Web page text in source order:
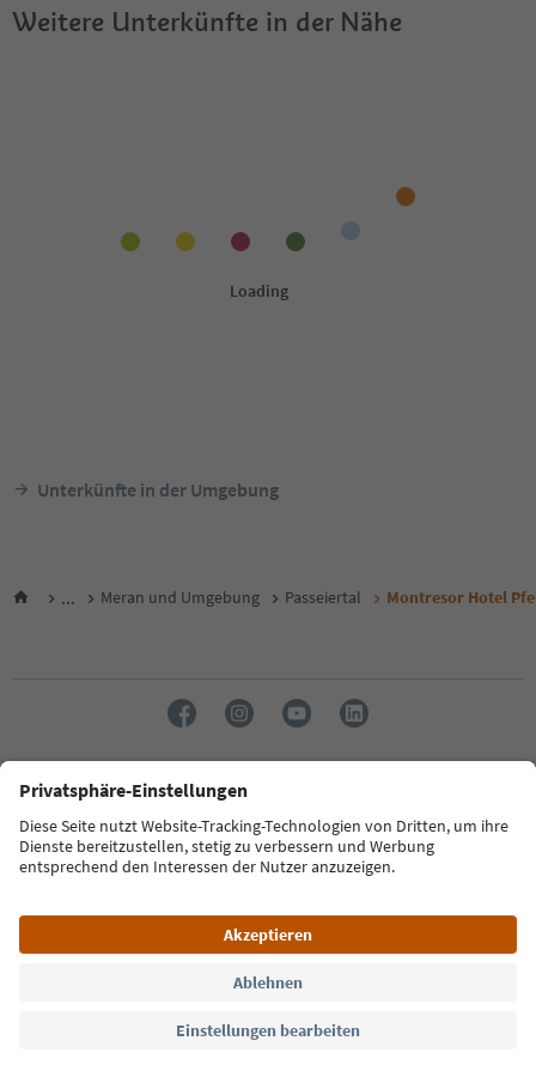
Weitere Unterkünfte in der Nähe
Unterkünfte in der Umgebung
... Meran und Umgebung Passeiertal Montresor Hotel
Sprache: Deutsch
FAQ Kontakt Presse MICE Datenschutzerklärung
Zugänglichkeitserklärung